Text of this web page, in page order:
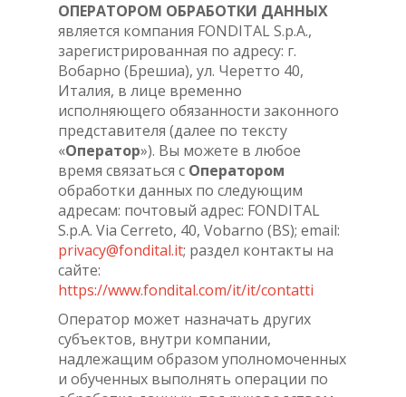
ОПЕРАТОРОМ ОБРАБОТКИ ДАННЫХ
является компания FONDITAL S.p.A.,
зарегистрированная по адресу: г.
Вобарно (Брешиа), ул. Черетто 40,
Италия, в лице временно
исполняющего обязанности законного
представителя (далее по тексту
«Оператор»). Вы можете в любое
время связаться с Оператором
обработки данных по следующим
адресам: почтовый адрес: FONDITAL
S.p.A. Via Cerreto, 40, Vobarno (BS); email:
privacy@fondital.it; раздел контакты на
сайте:
https://www.fondital.com/it/it/contatti
Оператор может назначать других
субъектов, внутри компании,
надлежащим образом уполномоченных
и обученных выполнять операции по